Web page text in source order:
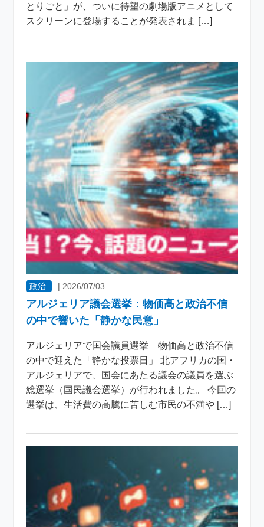
とりごと」が、ついに待望の劇場版アニメとして
スクリーンに登場することが発表されま […]
政治 |2026/07/03
アルジェリア議会選挙：物価高と政治不信
の中で響いた「静かな民意」
アルジェリアで国会議員選挙 物価高と政治不信
の中で迎えた「静かな投票日」 北アフリカの国・
アルジェリアで、国会にあたる議会の議員を選ぶ
総選挙（国民議会選挙）が行われました。 今回の
選挙は、生活費の高騰に苦しむ市民の不満や […]